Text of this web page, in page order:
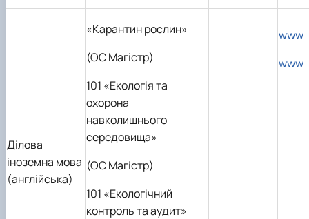
Ділова
іноземна мова
(англійська)
«Карантин рослин»
(OC Магістр)
101 «Екологія та
охорона
навколишнього
середовища»
(OC Магістр)
101 «Екологічний
контроль та аудит»
www
www